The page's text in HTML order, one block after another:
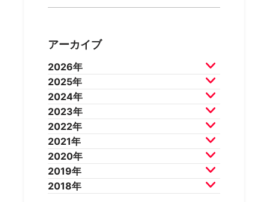
アーカイブ
2026年
2026年7月 2026年6月
2026年5月 2026年4月
2026年3月 2026年2月
2025年
2025年12月2025年11月
2025年10月2025年9月
2025年8月 2025年7月
2025年6月
2025年4月
2025年2月
2024年
2024年12月2024年11月
2024年10月2024年9月
2024年8月 2024年7月
2024年6月
2024年4月
2024年2月
2023年
2023年12月2023年11月
2023年10月2023年9月
2023年8月 2023年7月
2023年6月
2023年4月
2022年
2022年12月2022年11月
2022年10月2022年9月
2022年8月 2022年7月
2022年6月
2021年
2021年12月2021年11月
2021年10月2021年9月
2021年8月 2021年7月
2020年
2020年12月2020年11月
2020年10月2020年9月
2019年
2019年12月2019年11月
2018年